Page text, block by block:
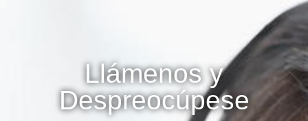
Llámenos y
Despreocúpese